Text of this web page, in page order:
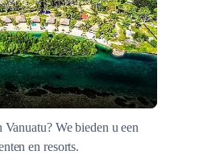
We bieden u een
en resorts.